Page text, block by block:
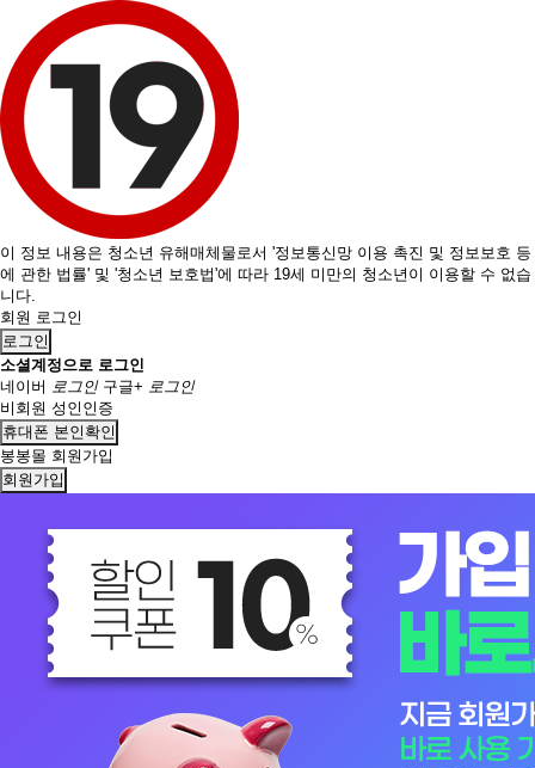
이 정보 내용은 청소년 유해매체물로서 '정보통신망 이용 촉진 및 정보보호 등
에 관한 법률' 및 '청소년 보호법'에 따라 19세 미만의 청소년이 이용할 수 없습
니다.
회원 로그인
로그인
소셜계정으로 로그인
네이버 로그인 구글+ 로그인
비회원 성인인증
휴대폰 본인확인
봉봉몰 회원가입
회원가입